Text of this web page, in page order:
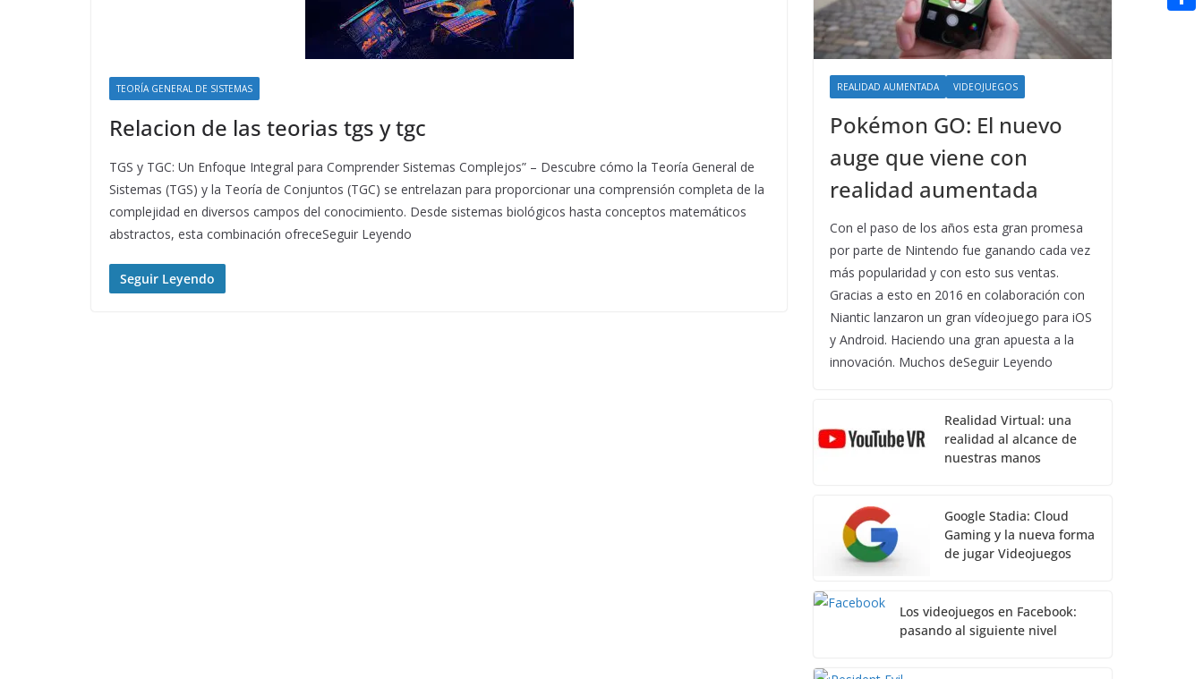
TEORÍA GENERAL DE SISTEMAS
Relacion de las teorias tgs y tgc
TGS y TGC: Un Enfoque Integral para Comprender Sistemas Complejos” – Descubre cómo la Teoría General de
Sistemas (TGS) y la Teoría de Conjuntos (TGC) se entrelazan para proporcionar una comprensión completa de la
complejidad en diversos campos del conocimiento. Desde sistemas biológicos hasta conceptos matemáticos
abstractos, esta combinación ofreceSeguir Leyendo
Seguir Leyendo
REALIDAD AUMENTADA VIDEOJUEGOS
Pokémon GO: El nuevo
auge que viene con
realidad aumentada
Con el paso de los años esta gran promesa
por parte de Nintendo fue ganando cada vez
más popularidad y con esto sus ventas.
Gracias a esto en 2016 en colaboración con
Niantic lanzaron un gran vídeojuego para iOS
y Android. Haciendo una gran apuesta a la
innovación. Muchos deSeguir Leyendo
Realidad Virtual: una
realidad al alcance de
nuestras manos
Google Stadia: Cloud
Gaming y la nueva forma
de jugar Videojuegos
Los videojuegos en Facebook:
pasando al siguiente nivel
n
a